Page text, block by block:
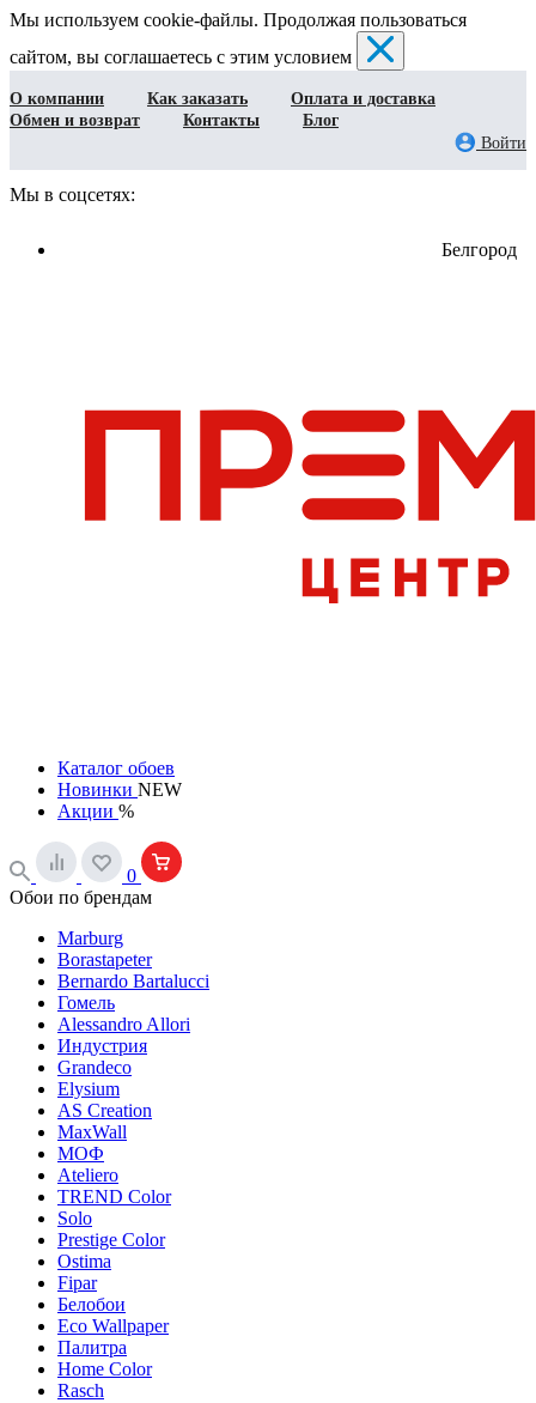
Мы используем cookie-файлы. Продолжая пользоваться
сайтом, вы соглашаетесь с этим условием
О компании Как заказать
Оплата и доставка
Обмен и возврат
Контакты
Блог
Войти
Мы в соцсетях:
Белгород
Каталог обоев
Новинки NEW
Акции %
0
Обои по брендам
Marburg
Borastapeter
Bernardo Bartalucci
Гомель
Alessandro Allori
Индустрия
Grandeco
Elysium
AS Creation
MaxWall
МОФ
Ateliero
TREND Color
Solo
Prestige Color
Ostima
Fipar
Белобои
Eco Wallpaper
Палитра
Home Color
Rasch